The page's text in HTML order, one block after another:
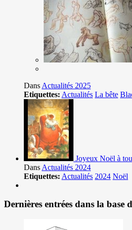
Dans Actualités 2025
Etiquettes: Actualités La bête
Joyeux Noël à
Dans Actualités 2024
Etiquettes: Actualités 2024 Noël
Dernières entrées dans la base